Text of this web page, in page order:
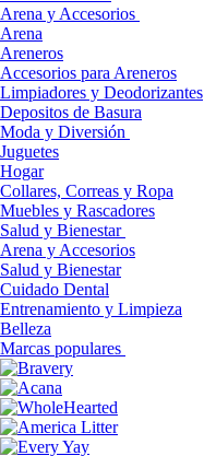
Arena y Accesorios
Arena
Areneros
Accesorios para Areneros
Limpiadores y Deodorizantes
Depositos de Basura
Moda y Diversión
Juguetes
Hogar
Collares, Correas y Ropa
Muebles y Rascadores
Salud y Bienestar
Arena y Accesorios
Salud y Bienestar
Cuidado Dental
Entrenamiento y Limpieza
Belleza
Marcas populares